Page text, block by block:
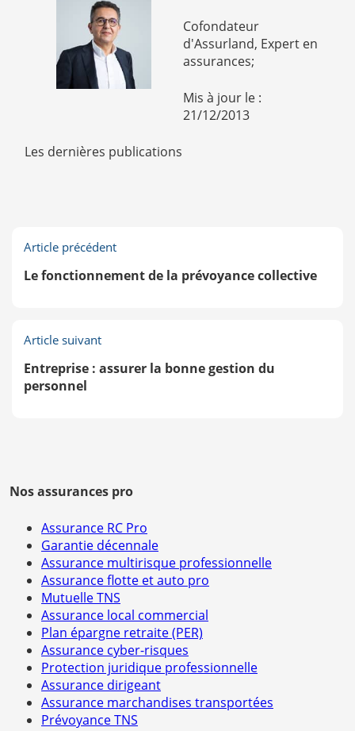
Cofondateur
d'Assurland, Expert en
assurances;
Mis à jour le :
21/12/2013
Les dernières publications
Article précédent
Le fonctionnement de la prévoyance collective
Article suivant
Entreprise : assurer la bonne gestion du
personnel
Nos assurances pro
Assurance RC Pro
Garantie décennale
Assurance multirisque professionnelle
Assurance flotte et auto pro
Mutuelle TNS
Assurance local commercial
Plan épargne retraite (PER)
Assurance cyber-risques
Protection juridique professionnelle
Assurance dirigeant
Assurance marchandises transportées
Prévoyance TNS